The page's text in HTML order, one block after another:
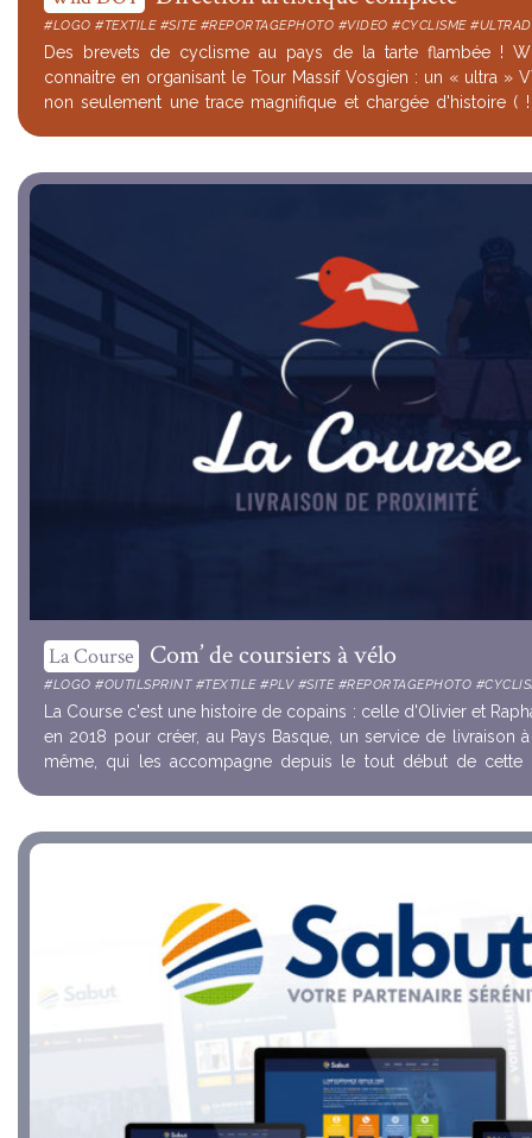
#LOGO #TEXTILE #SITE #REPORTAGEPHOTO #VIDEO #CYCLISME
Des brevets de cyclisme au pays de la tarte flambée !
connaitre en organisant le Tour Massif Vosgien : un « ultra » VTT organisé avec,
non seulement une trace magnifique et chargée d'histoire (
La Course Com’ de coursiers à vélo
#LOGO #OUTILSPRINT #TEXTILE #PLV #SITE #REPORTAGEPHOTO
La Course c'est une histoire de copains : celle d'Olivier et
en 2018 pour créer, au Pays Basque, un service de livraison
même, qui les accompagne depuis le tout début de cette